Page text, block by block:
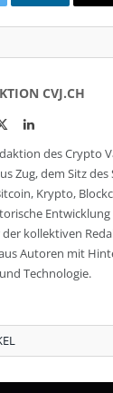
LinkedIn
CVJ.CH
TwitterLinkedIn
des Crypto
Zug, dem Sitz
Krypto,
kollektiven
Autoren mit
Technologie.